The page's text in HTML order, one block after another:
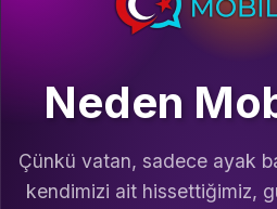
Neden
Çünkü vatan, sadece ayak
kendimizi ait hissettiğimiz,